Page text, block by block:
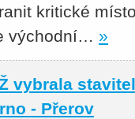
kritické
východní… »
vybrala
- Přerov